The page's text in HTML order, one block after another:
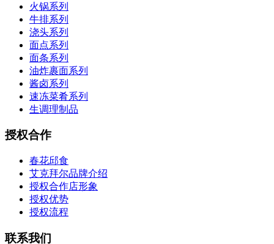
火锅系列
牛排系列
浇头系列
面点系列
面条系列
油炸裹面系列
酱卤系列
速冻菜肴系列
生调理制品
授权合作
春花邱食
艾克拜尔品牌介绍
授权合作店形象
授权优势
授权流程
联系我们